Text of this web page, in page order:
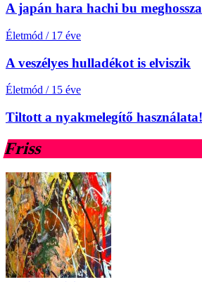
A japán hara hachi bu
Életmód / 17 éve
A veszélyes hulladékot is elviszik
Életmód / 15 éve
Tiltott a nyakmelegítő használata!
Friss